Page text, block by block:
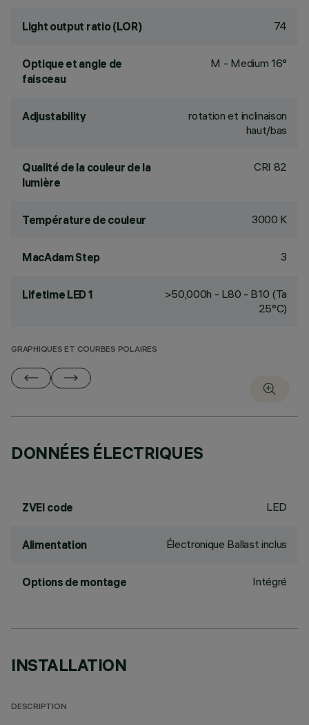
Light output ratio (LOR) 74
Optique et angle de
faisceau
M - Medium 16°
Adjustability
rotation et inclinaison
haut/bas
Qualité de la couleur de la
lumière
CRI 82
Température de couleur 3000 K
MacAdam Step 3
Lifetime LED 1
>50,000h - L80 - B10 (Ta
25°C)
GRAPHIQUES ET COURBES POLAIRES
DONNÉES ÉLECTRIQUES
ZVEI code LED
Alimentation Électronique Ballast inclus
Options de montage Intégré
INSTALLATION
DESCRIPTION